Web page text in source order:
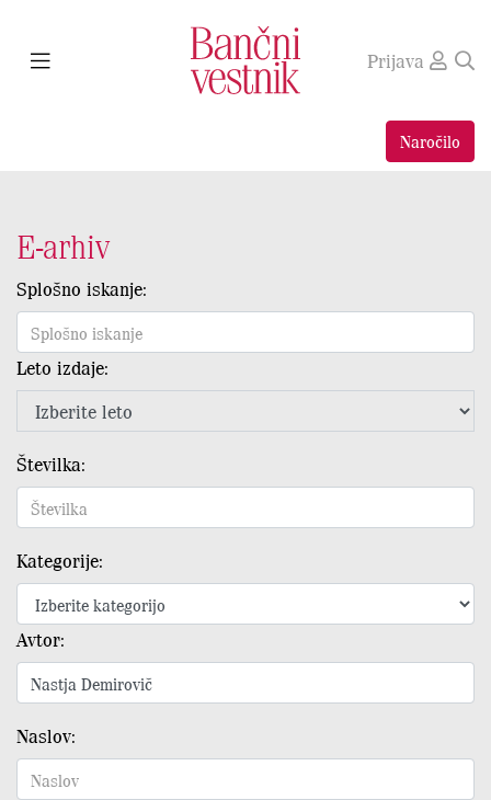
Prijava
Naročilo
E-arhiv
Splošno iskanje:
Leto izdaje:
Številka:
Kategorije:
Avtor:
Naslov: